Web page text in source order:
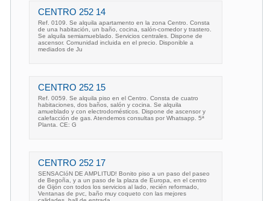
CENTRO 252 14
Ref. 0109. Se alquila apartamento en la zona Centro. Consta
de una habitación, un baño, cocina, salón-comedor y trastero.
Se alquila semiamueblado. Servicios centrales. Dispone de
ascensor. Comunidad incluida en el precio. Disponible a
mediados de Ju
CENTRO 252 15
Ref. 0059. Se alquila piso en el Centro. Consta de cuatro
habitaciones, dos baños, salón y cocina. Se alquila
amueblado y con electrodomésticos. Dispone de ascensor y
calefacción de gas. Atendemos consultas por Whatsapp. 5ª
Planta. CE: G
CENTRO 252 17
SENSACIóN DE AMPLITUD! Bonito piso a un paso del paseo
de Begoña, y a un paso de la plaza de Europa, en el centro
de Gijón con todos los servicios al lado, recién reformado,
Ventanas de pvc, baño muy coqueto con las mejores